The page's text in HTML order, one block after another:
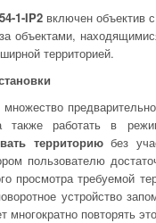
1-IP2 включен объектив
объектами,
территорией.
также работать в
территориюбез
пользователю
просмотра требуемой
устройство
повторять